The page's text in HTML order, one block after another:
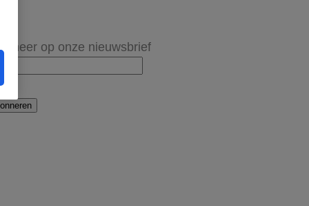
op onze nieuwsbrief